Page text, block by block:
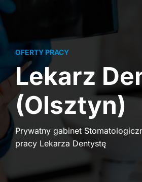
OFERTY PRACY
Lekarz
(Olsztyn)
Prywatny gabinet
pracy Lekarza Dentystę